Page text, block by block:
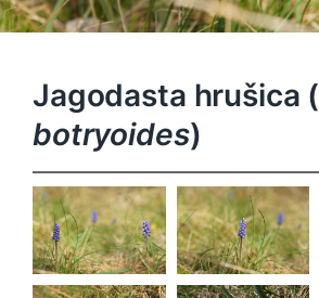
Jagodasta hrušica (
botryoides)
Muscari
botryoides
Muscari
botryoides
Muscari
Muscari